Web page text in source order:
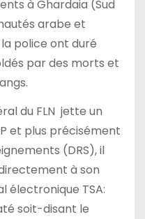
à Ghardaia (Sud
arabe et
police ont duré
par des morts et
du FLN jette un
et plus précisément
(DRS), il
à son
électronique TSA:
soit-disant le